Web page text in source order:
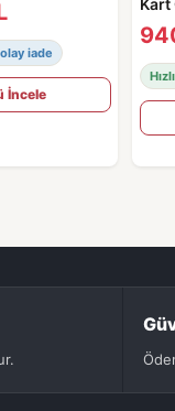
iade
İncele